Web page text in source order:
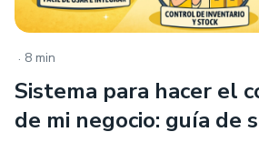
. 8 min
Sistema para hacer el
de mi negocio: guía de